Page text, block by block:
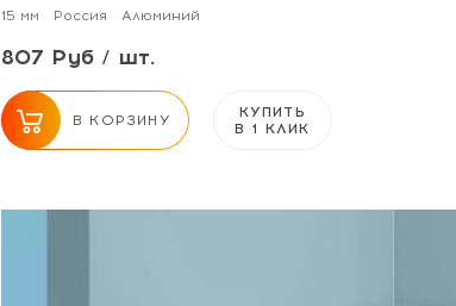
15 мм Россия Алюминий
807 Руб / шт.
В КОРЗИНУ
КУПИТЬ
В 1 КЛИК